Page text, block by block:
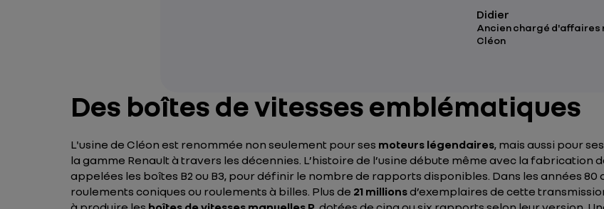
Didier
Ancien chargé d'affaires
Cléon
Des boîtes de vitesses emblématiques
L'usine de Cléon est renommée non seulement pour ses moteurs légendaires, mais aussi pour
la gamme Renault à travers les décennies. L’histoire de l’usine débute même avec la fabrication
appelées les boîtes B2 ou B3, pour définir le nombre de rapports disponibles. Dans les années
roulements coniques ou roulements à billes. Plus de 21 millionsd’exemplaires de cette